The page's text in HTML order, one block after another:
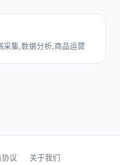
采集,数据分析,商品运营
议 关于我们